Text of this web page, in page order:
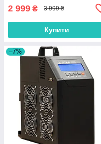
2 999 ₴ 3 999 ₴
Купити
–7%